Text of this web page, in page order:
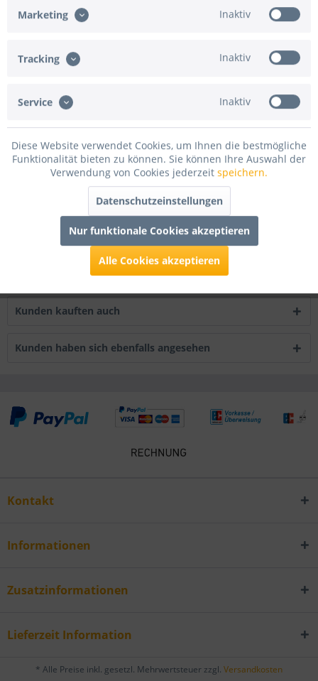
Merken
Artikel-Nr.:
30 Meter Molton , 300cm breit, ca. 160g/m², Preis pro Ballen
Flammenhemmend...mehr
Bewertungen
8
Bewertungen lesen, schreiben und diskutieren...mehr
Infos zum Hersteller
Folgende Infos zum Hersteller sind verfübar......mehr
Kunden kauften auch
Kunden haben sich ebenfalls angesehen
Kontakt
Informationen
Zusatzinformationen
Lieferzeit Information
* Alle Preise inkl. gesetzl. Mehrwertsteuer zzgl. Versandkosten
Marketing Inaktiv
Tracking Inaktiv
Service Inaktiv
Diese Website verwendet Cookies, um Ihnen die bestmögliche
Funktionalität bieten zu können. Sie können Ihre Auswahl der
Verwendung von Cookies jederzeit speichern.
Datenschutzeinstellungen
Nur funktionale Cookies akzeptieren
Alle Cookies akzeptieren